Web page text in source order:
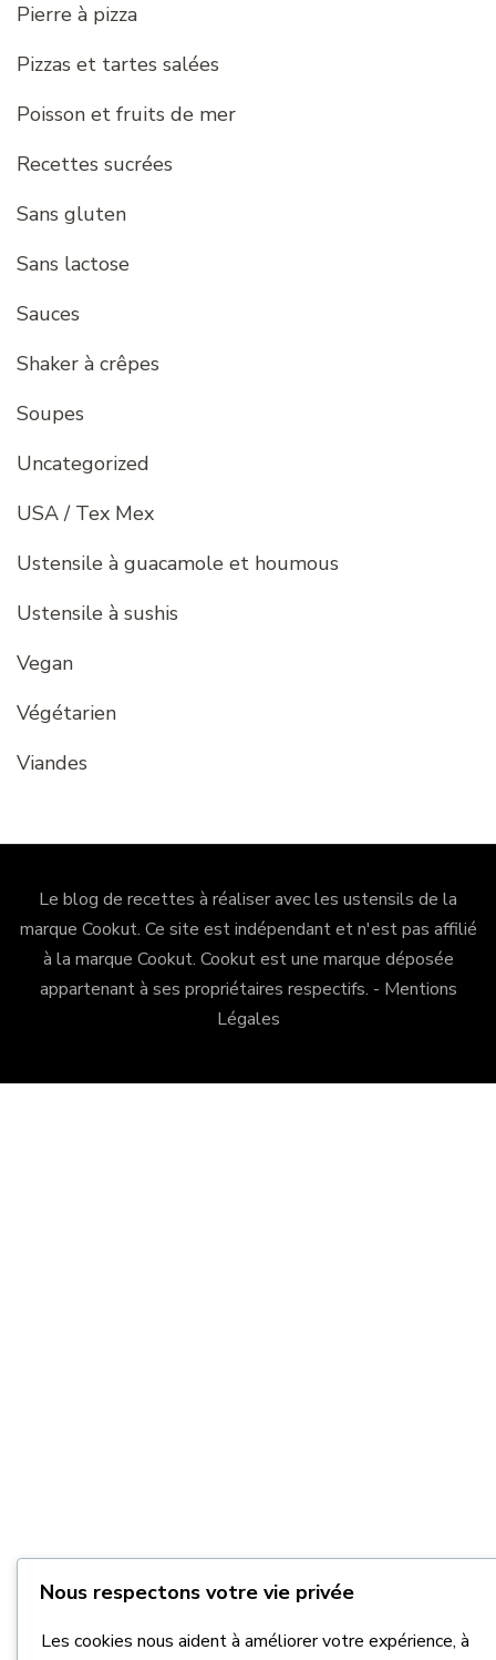
Pierre à pizza
Pizzas et tartes salées
Poisson et fruits de mer
Recettes sucrées
Sans gluten
Sans lactose
Sauces
Shaker à crêpes
Soupes
Uncategorized
USA / Tex Mex
Ustensile à guacamole et houmous
Ustensile à sushis
Vegan
Végétarien
Viandes
Le blog de recettes à réaliser avec les ustensils de la
marque Cookut. Ce site est indépendant et n'est pas affilié
à la marque Cookut. Cookutest une marque déposée
appartenant à ses propriétaires respectifs. - Mentions
Légales
Nous respectons votre vie privée
Les cookies nous aident à améliorer votre expérience, à